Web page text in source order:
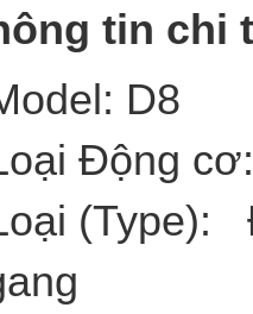
tin chi
D8
Động
(Type):